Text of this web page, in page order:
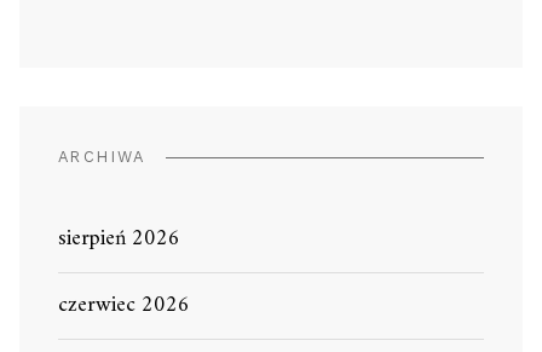
ARCHIWA
sierpień 2026
czerwiec 2026